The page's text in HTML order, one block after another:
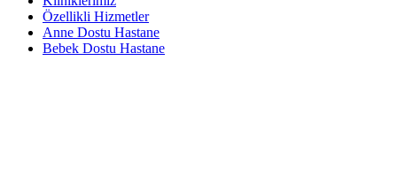
Özellikli Hizmetler
Anne Dostu Hastane
Bebek Dostu Hastane